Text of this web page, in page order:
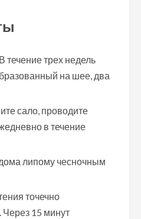
течение трех недель
на шее, два
сало, проводите
в течение
липому чесночным
точечно
15 минут